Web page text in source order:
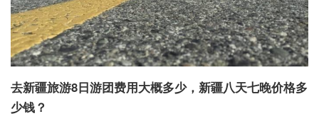
去新疆旅游8日游团费用大概多少，新疆八天七晚价格多
少钱？